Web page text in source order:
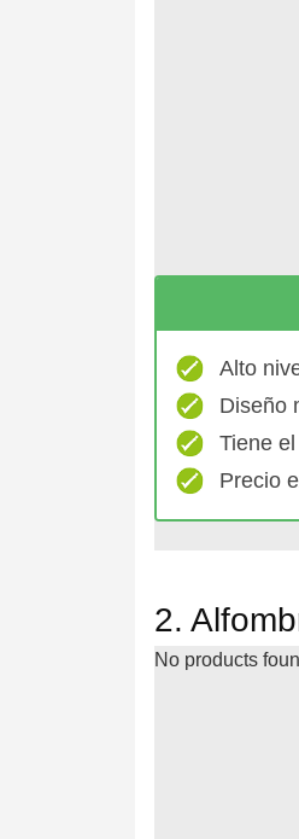
Alto
Diseño
Tiene
Precio
2.
No products